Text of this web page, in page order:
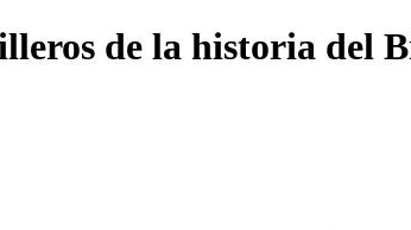
de la historia del